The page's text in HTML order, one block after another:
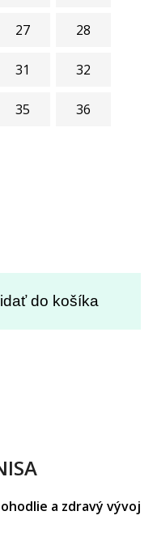
do košíka
27 28
31 32
35 36
a zdravý vývoj